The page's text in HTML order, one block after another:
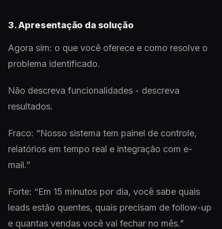
3. Apresentação da solução
Agora sim: o que você oferece e como resolve o
problema identificado.
Não descreva funcionalidades - descreva
resultados.
Fraco: “Nosso sistema tem painel de controle,
relatórios em tempo real e integração com e-
mail.”
Forte: “Em 15 minutos por dia, você sabe quais
leads estão quentes, quais precisam de follow-up
e quantas vendas você vai fechar no mês.”